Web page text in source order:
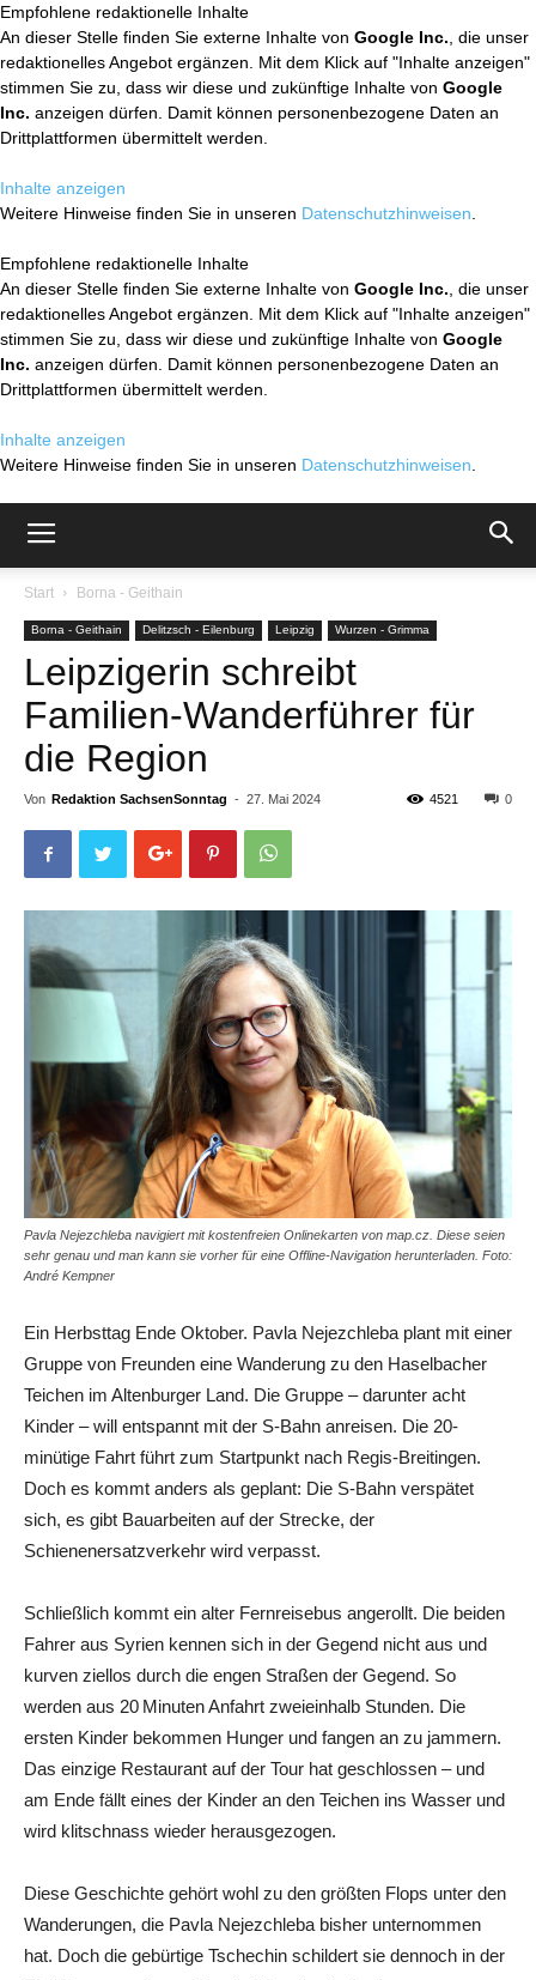
Empfohlene redaktionelle Inhalte
An dieser Stelle finden Sie externe Inhalte von Google Inc. , die unser
redaktionelles Angebot ergänzen. Mit dem Klick auf "Inhalte anzeigen"
stimmen Sie zu, dass wir diese und zukünftige Inhalte von Google
Inc. anzeigen dürfen. Damit können personenbezogene Daten an
Drittplattformen übermittelt werden.
Inhalte anzeigen
Weitere Hinweise finden Sie in unseren Datenschutzhinweisen
Empfohlene redaktionelle Inhalte
An dieser Stelle finden Sie externe Inhalte von Google Inc. , die unser
redaktionelles Angebot ergänzen. Mit dem Klick auf "Inhalte anzeigen"
stimmen Sie zu, dass wir diese und zukünftige Inhalte von Google
Inc. anzeigen dürfen. Damit können personenbezogene Daten an
Drittplattformen übermittelt werden.
Inhalte anzeigen
Weitere Hinweise finden Sie in unseren Datenschutzhinweisen
Start Borna - Geithain
Borna - Geithain Delitzsch - Eilenburg Leipzig Wurzen - Grimma
Leipzigerin schreibt
Familien-Wanderführer für
die Region
Von Redaktion SachsenSonntag - 27. Mai 2024 0
4521
Pavla Nejezchleba navigiert mit kostenfreien Onlinekarten von map.cz. Diese seien
sehr genau und man kann sie vorher für eine Offline-Navigation herunterladen. Foto:
André Kempner
Ein Herbsttag Ende Oktober. Pavla Nejezchleba plant mit einer
Gruppe von Freunden eine Wanderung zu den Haselbacher
Teichen im ­Altenburger Land. Die Gruppe – darunter acht
Kinder – will entspannt mit der S-Bahn anreisen. Die 20-
minütige Fahrt führt zum Startpunkt nach Regis-Breitingen.
Doch es kommt anders als geplant: Die S-Bahn verspätet
sich, es gibt Bauarbeiten auf der Strecke, der
Schienenersatzverkehr wird verpasst.
Schließlich kommt ein alter Fernreisebus angerollt. Die beiden
Fahrer aus Syrien kennen sich in der Gegend nicht aus und
kurven ziellos durch die engen Straßen der Gegend. So
werden aus 20 Minuten Anfahrt zweieinhalb Stunden. Die
ersten Kinder bekommen Hunger und fangen an zu jammern.
Das einzige Restaurant auf der Tour hat geschlossen – und
am Ende fällt eines der Kinder an den Teichen ins Wasser und
wird klitschnass wieder herausgezogen.
Diese Geschichte gehört wohl zu den größten Flops unter den
Wanderungen, die Pavla ­Nejezchleba bisher unternommen
hat. Doch die gebürtige Tschechin schildert sie dennoch in der